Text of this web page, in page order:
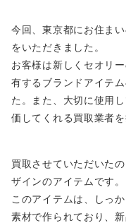
今回、東京都にお住ま
をいただきました。
お客様は新しくセオリ
有するブランドアイテ
た。また、大切に使用
価してくれる買取業者
買取させていただいた
ザインのアイテムです。
このアイテムは、しっ
素材で作られており、